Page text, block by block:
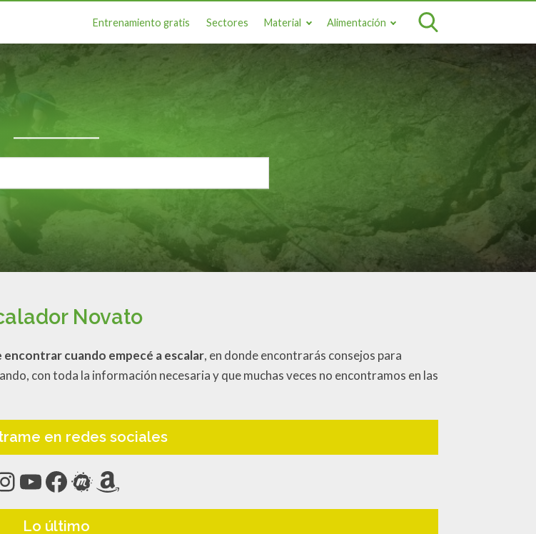
Entrenamiento gratis Sectores Material Alimentación
Novato
encontrar cuando empecé a escalar, en donde encontrarás consejos para
con toda la información necesaria y que muchas veces no encontramos en las
en redes sociales
YouTube
Facebook
Meetup
Amazon
Lo último